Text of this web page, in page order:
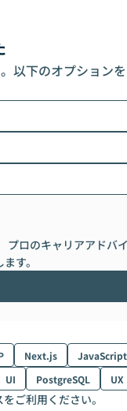
以下のオプション
プロのキャリアアドバイ
す。
Next.js
JavaScript
UI PostgreSQL UX
ご利用ください。